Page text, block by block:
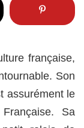
française,
Son
assurément le
Sa